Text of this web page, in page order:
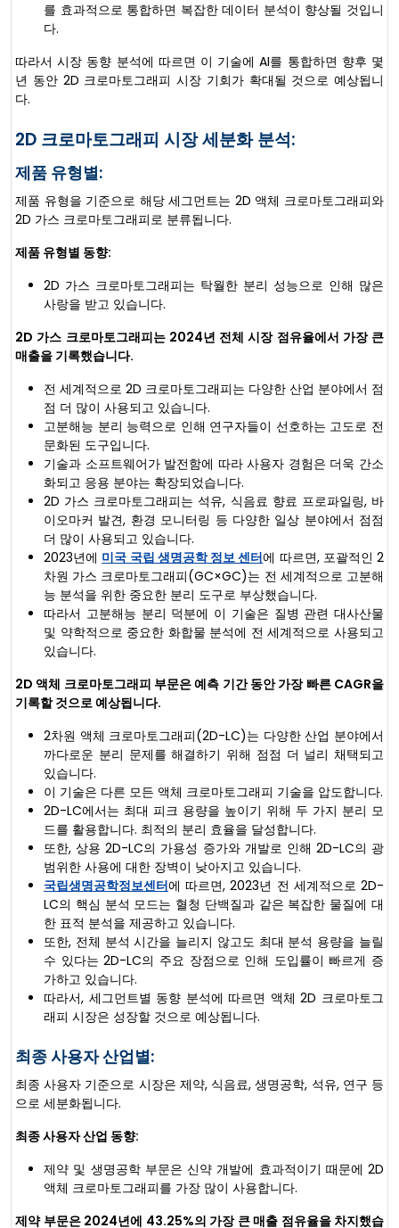
를 효과적으로 통합하면 복잡한 데이터 분석이 향상될 것입니
다.
따라서 시장 동향 분석에 따르면 이 기술에 AI를 통합하면 향후 몇
년 동안 2D 크로마토그래피 시장 기회가 확대될 것으로 예상됩니
다.
2D 크로마토그래피 시장 세분화 분석:
제품 유형별:
제품 유형을 기준으로 해당 세그먼트는 2D 액체 크로마토그래피와
2D 가스 크로마토그래피로 분류됩니다.
제품 유형별 동향:
2D 가스 크로마토그래피는 탁월한 분리 성능으로 인해 많은
사랑을 받고 있습니다.
2D 가스 크로마토그래피는 2024년 전체 시장 점유율에서 가장 큰
매출을 기록했습니다.
전 세계적으로 2D 크로마토그래피는 다양한 산업 분야에서 점
점 더 많이 사용되고 있습니다.
고분해능 분리 능력으로 인해 연구자들이 선호하는 고도로 전
문화된 도구입니다.
기술과 소프트웨어가 발전함에 따라 사용자 경험은 더욱 간소
화되고 응용 분야는 확장되었습니다.
2D 가스 크로마토그래피는 석유, 식음료 향료 프로파일링, 바
이오마커 발견, 환경 모니터링 등 다양한 일상 분야에서 점점
더 많이 사용되고 있습니다.
2023년에 미국 국립 생명공학 정보 센터에 따르면, 포괄적인 2
차원 가스 크로마토그래피(GC×GC)는 전 세계적으로 고분해
능 분석을 위한 중요한 분리 도구로 부상했습니다.
따라서 고분해능 분리 덕분에 이 기술은 질병 관련 대사산물
및 약학적으로 중요한 화합물 분석에 전 세계적으로 사용되고
있습니다.
2D 액체 크로마토그래피 부문은 예측 기간 동안 가장 빠른 CAGR을
기록할 것으로 예상됩니다.
2차원 액체 크로마토그래피(2D-LC)는 다양한 산업 분야에서
까다로운 분리 문제를 해결하기 위해 점점 더 널리 채택되고
있습니다.
이 기술은 다른 모든 액체 크로마토그래피 기술을 압도합니다.
2D-LC에서는 최대 피크 용량을 높이기 위해 두 가지 분리 모
드를 활용합니다. 최적의 분리 효율을 달성합니다.
또한, 상용 2D-LC의 가용성 증가와 개발로 인해 2D-LC의 광
범위한 사용에 대한 장벽이 낮아지고 있습니다.
국립생명공학정보센터에 따르면, 2023년 전 세계적으로 2D-
LC의 핵심 분석 모드는 혈청 단백질과 같은 복잡한 물질에 대
한 표적 분석을 제공하고 있습니다.
또한, 전체 분석 시간을 늘리지 않고도 최대 분석 용량을 늘릴
수 있다는 2D-LC의 주요 장점으로 인해 도입률이 빠르게 증
가하고 있습니다.
따라서, 세그먼트별 동향 분석에 따르면 액체 2D 크로마토그
래피 시장은 성장할 것으로 예상됩니다.
최종 사용자 산업별:
최종 사용자 기준으로 시장은 제약, 식음료, 생명공학, 석유, 연구 등
으로 세분화됩니다.
최종 사용자 산업 동향:
제약 및 생명공학 부문은 신약 개발에 효과적이기 때문에 2D
액체 크로마토그래피를 가장 많이 사용합니다.
제약 부문은 2024년에 43.25%의 가장 큰 매출 점유율을 차지했습